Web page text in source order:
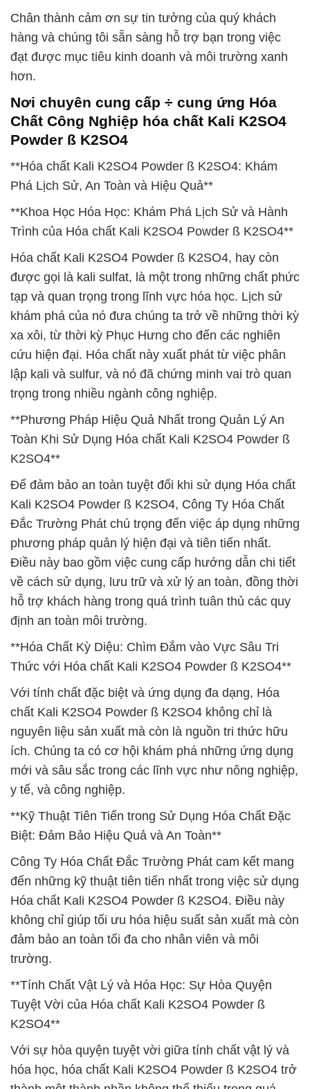
Chân thành cảm ơn sự tin tưởng của quý khách
hàng và chúng tôi sẵn sàng hỗ trợ bạn trong việc
đạt được mục tiêu kinh doanh và môi trường xanh
hơn.
Nơi chuyên cung cấp ÷ cung ứng Hóa
Chất Công Nghiệp hóa chất Kali K2SO4
Powder ß K2SO4
**Hóa chất Kali K2SO4 Powder ß K2SO4: Khám
Phá Lịch Sử, An Toàn và Hiệu Quả**
**Khoa Học Hóa Học: Khám Phá Lịch Sử và Hành
Trình của Hóa chất Kali K2SO4 Powder ß K2SO4**
Hóa chất Kali K2SO4 Powder ß K2SO4, hay còn
được gọi là kali sulfat, là một trong những chất phức
tạp và quan trọng trong lĩnh vực hóa học. Lịch sử
khám phá của nó đưa chúng ta trở về những thời kỳ
xa xôi, từ thời kỳ Phục Hưng cho đến các nghiên
cứu hiện đại. Hóa chất này xuất phát từ việc phân
lập kali và sulfur, và nó đã chứng minh vai trò quan
trọng trong nhiều ngành công nghiệp.
**Phương Pháp Hiệu Quả Nhất trong Quản Lý An
Toàn Khi Sử Dụng Hóa chất Kali K2SO4 Powder ß
K2SO4**
Để đảm bảo an toàn tuyệt đối khi sử dụng Hóa chất
Kali K2SO4 Powder ß K2SO4, Công Ty Hóa Chất
Đắc Trường Phát chú trọng đến việc áp dụng những
phương pháp quản lý hiện đại và tiên tiến nhất.
Điều này bao gồm việc cung cấp hướng dẫn chi tiết
về cách sử dụng, lưu trữ và xử lý an toàn, đồng thời
hỗ trợ khách hàng trong quá trình tuân thủ các quy
định an toàn môi trường.
**Hóa Chất Kỳ Diệu: Chìm Đắm vào Vực Sâu Tri
Thức với Hóa chất Kali K2SO4 Powder ß K2SO4**
Với tính chất đặc biệt và ứng dụng đa dạng, Hóa
chất Kali K2SO4 Powder ß K2SO4 không chỉ là
nguyên liệu sản xuất mà còn là nguồn tri thức hữu
ích. Chúng ta có cơ hội khám phá những ứng dụng
mới và sâu sắc trong các lĩnh vực như nông nghiệp,
y tế, và công nghiệp.
**Kỹ Thuật Tiên Tiến trong Sử Dụng Hóa Chất Đặc
Biệt: Đảm Bảo Hiệu Quả và An Toàn**
Công Ty Hóa Chất Đắc Trường Phát cam kết mang
đến những kỹ thuật tiên tiến nhất trong việc sử dụng
Hóa chất Kali K2SO4 Powder ß K2SO4. Điều này
không chỉ giúp tối ưu hóa hiệu suất sản xuất mà còn
đảm bảo an toàn tối đa cho nhân viên và môi
trường.
**Tính Chất Vật Lý và Hóa Học: Sự Hòa Quyện
Tuyệt Vời của Hóa chất Kali K2SO4 Powder ß
K2SO4**
Với sự hòa quyện tuyệt vời giữa tính chất vật lý và
hóa học, hóa chất Kali K2SO4 Powder ß K2SO4 trở